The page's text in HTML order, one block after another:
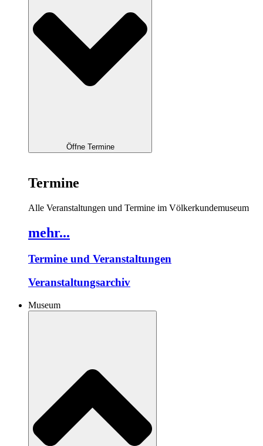
Öffne Termine
Termine
Alle Veranstaltungen und Termine im Völkerkundemuseum
mehr...
Termine und Veranstaltungen
Veranstaltungsarchiv
Museum